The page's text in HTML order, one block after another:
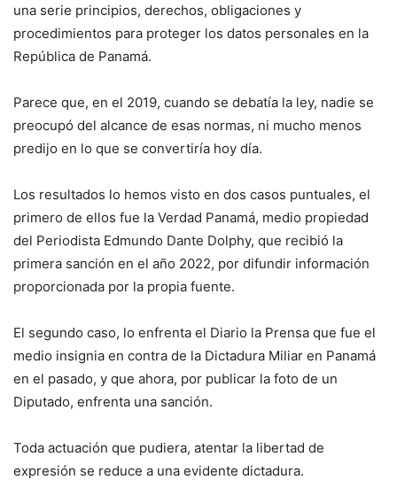
una serie principios, derechos, obligaciones y
procedimientos para proteger los datos personales en la
República de Panamá.
Parece que, en el 2019, cuando se debatía la ley, nadie se
preocupó del alcance de esas normas, ni mucho menos
predijo en lo que se convertiría hoy día.
Los resultados lo hemos visto en dos casos puntuales, el
primero de ellos fue la Verdad Panamá, medio propiedad
del Periodista Edmundo Dante Dolphy, que recibió la
primera sanción en el año 2022, por difundir información
proporcionada por la propia fuente.
El segundo caso, lo enfrenta el Diario la Prensa que fue el
medio insignia en contra de la Dictadura Miliar en Panamá
en el pasado, y que ahora, por publicar la foto de un
Diputado, enfrenta una sanción.
Toda actuación que pudiera, atentar la libertad de
expresión se reduce a una evidente dictadura.